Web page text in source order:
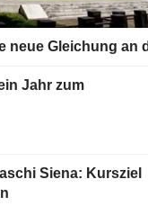
neue Gleichung an
Jahr zum
Siena: Kursziel